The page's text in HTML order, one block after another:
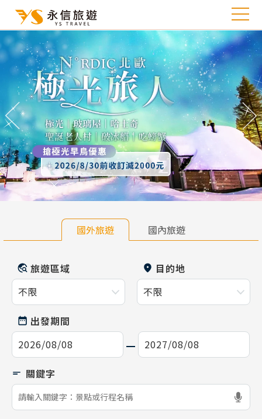
往前 往
國外旅遊 國內旅遊
旅遊區域 目的地
出發期間